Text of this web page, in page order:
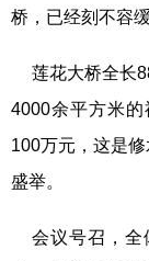
桥，已经刻不容缓
莲花大桥全长
4000余平方米
100万元，这是
盛举。
会议号召，全